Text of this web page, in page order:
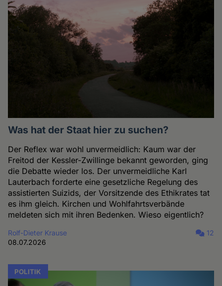
Was hat der Staat hier zu suchen?
Der Reflex war wohl unvermeidlich: Kaum war der
Freitod der Kessler-Zwillinge bekannt geworden, ging
die Debatte wieder los. Der unvermeidliche Karl
Lauterbach forderte eine gesetzliche Regelung des
assistierten Suizids, der Vorsitzende des Ethikrates tat
es ihm gleich. Kirchen und Wohlfahrtsverbände
meldeten sich mit ihren Bedenken. Wieso eigentlich?
Rolf-Dieter Krause
08.07.2026
12
POLITIK